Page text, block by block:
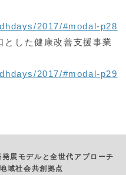
2017/#modal-p28
とした健康改善支援事業
2017/#modal-p29
展モデルと全世代アプローチ
域社会共創拠点